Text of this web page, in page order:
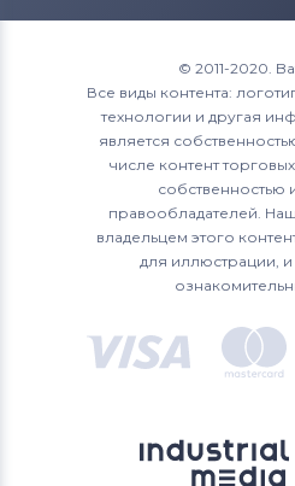
Stream
© 2011-2020.
Все виды контента:
технологии и другая
является
числе контент
собственностью
правообладателей.
владельцем этого
для иллюстрации,